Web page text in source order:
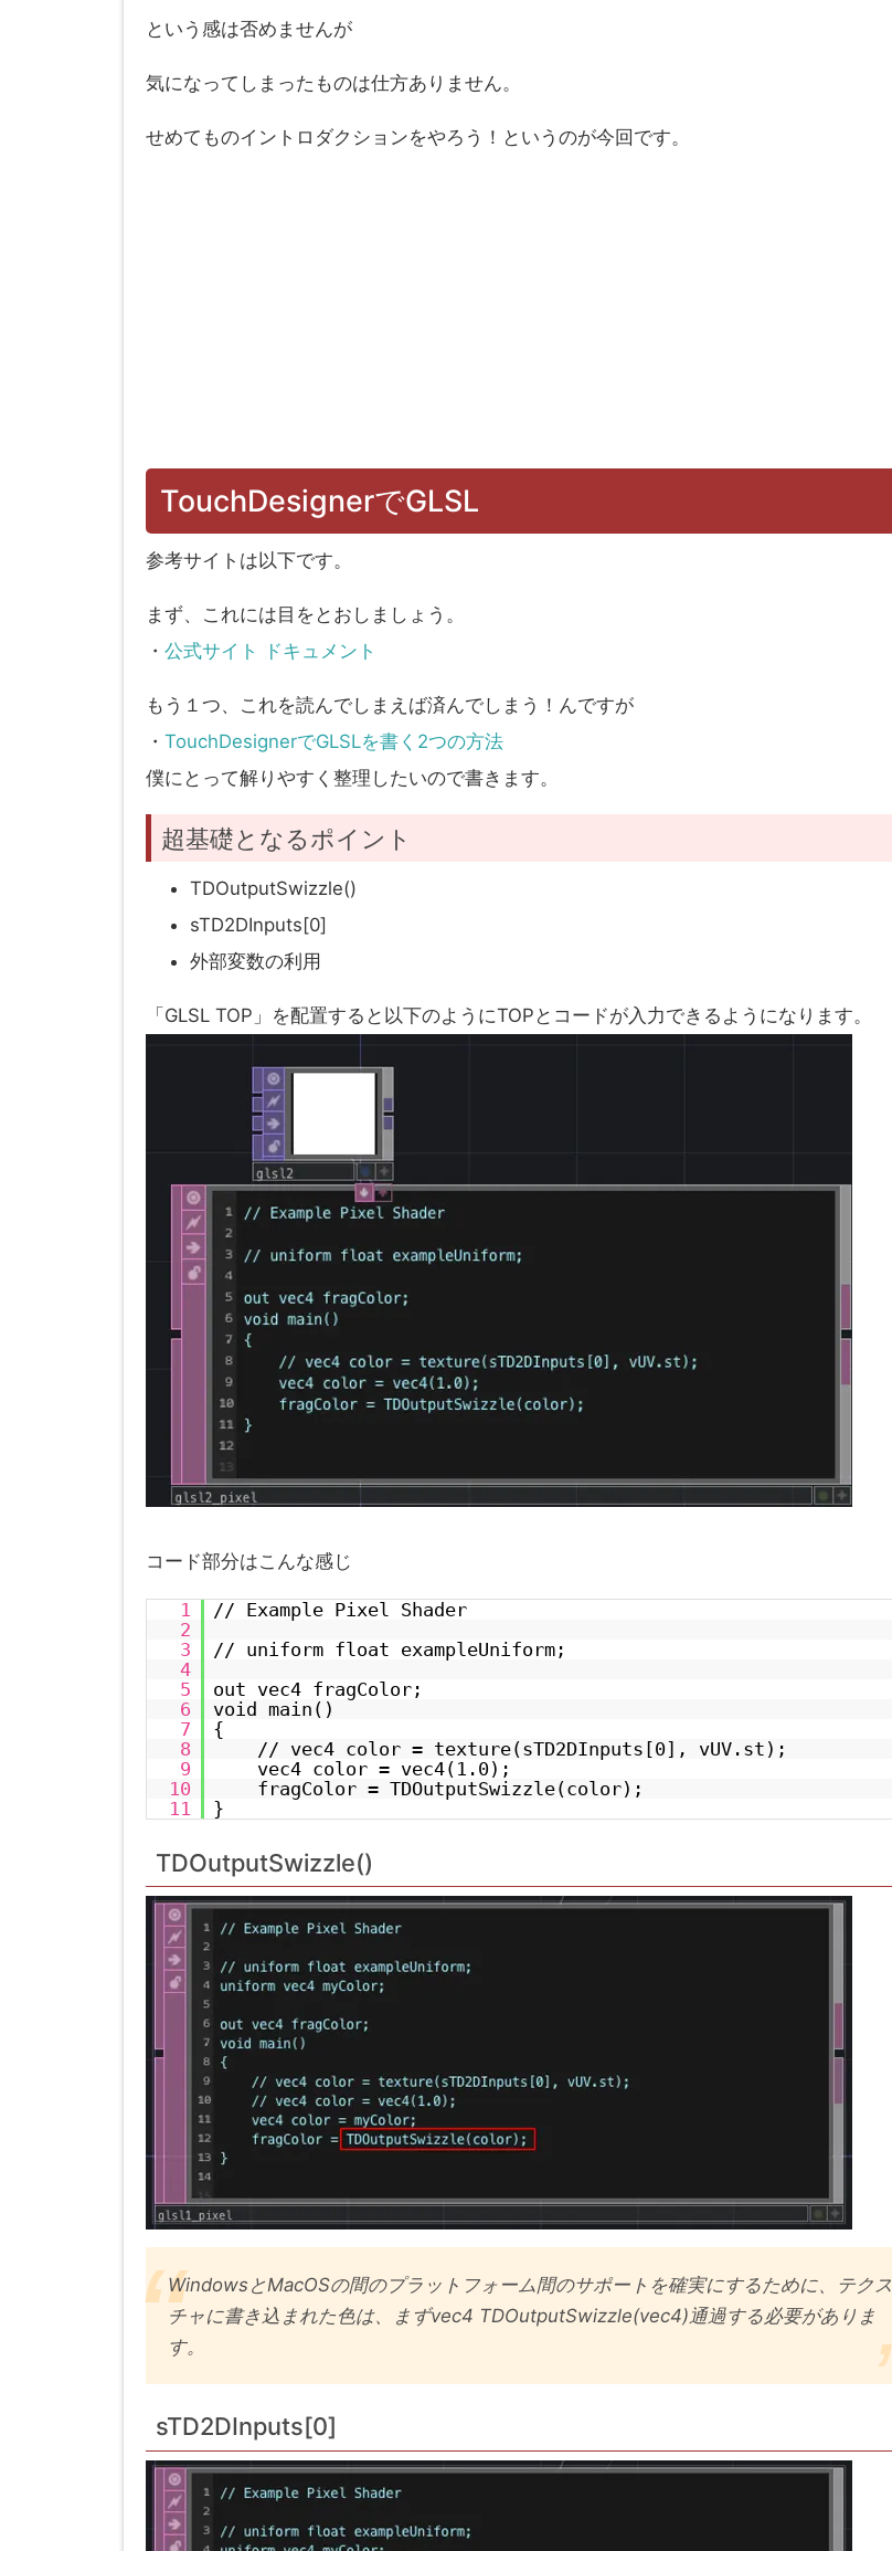
という感は否めませんが
気になってしまったものは仕方ありません。
せめてものイントロダクションをやろう！というのが今回です。
TouchDesignerでGLSL
参考サイトは以下です。
まず、これには目をとおしましょう。
・ 公式サイト ドキュメント
もう１つ、これを読んでしまえば済んでしまう！んですが
・ TouchDesignerでGLSLを書く2つの方法
僕にとって解りやすく整理したいので書きます。
超基礎となるポイント
TDOutputSwizzle()
sTD2DInputs[0]
外部変数の利用
「GLSL TOP」を配置すると以下のようにTOPとコードが入力できるようになります。
コード部分はこんな感じ
1
// Example Pixel Shader
2
3
// uniform float exampleUniform;
4
5
out vec4 fragColor;
6
void main()
7
{
8
// vec4 color = texture(sTD2DInputs[0], vUV.st);
9
vec4 color = vec4(1.0);
10
fragColor = TDOutputSwizzle(color);
11
}
TDOutputSwizzle()
WindowsとMacOSの間のプラットフォーム間のサポートを確実にするために、テクス
チャに書き込まれた色は、まずvec4 TDOutputSwizzle(vec4)通過する必要がありま
す。
sTD2DInputs[0]